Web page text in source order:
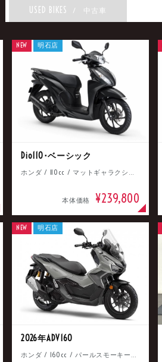
USED BIKES / 中古車
Dio110･ベーシック
ホンダ / 110cc / マットギャラクシーブラックメタリック
本体価格 ¥239,800
NEW 明石店
2026年ADV160
ホンダ / 160cc / パールスモーキーグレー
NEW 明石店